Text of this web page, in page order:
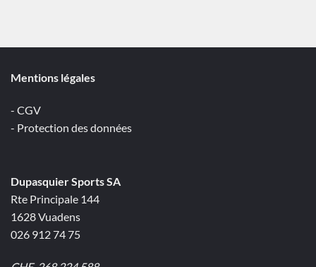
Mentions légales
- CGV
- Protection des données
Dupasquier Sports SA
Rte Principale 144
1628 Vuadens
026 912 74 75